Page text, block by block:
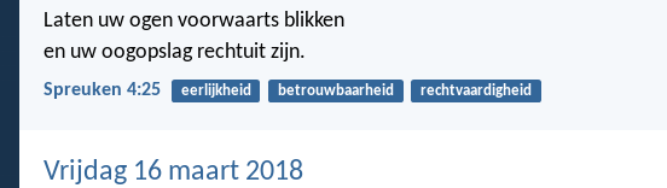
Laten uw ogen voorwaarts blikken
en uw oogopslag rechtuit zijn.
Spreuken 4:25 eerlijkheid betrouwbaarheid rechtvaardigheid
Vrijdag 16 maart 2018